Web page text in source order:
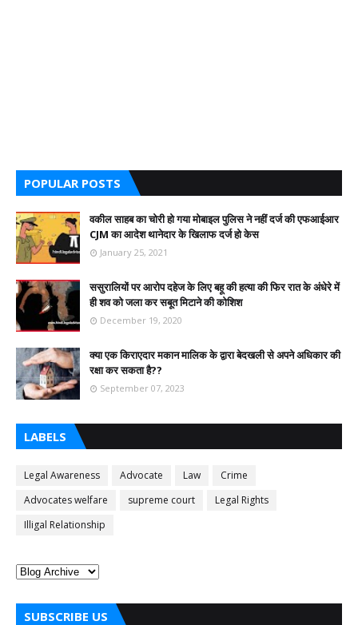
POPULAR POSTS
वकील साहब का चोरी हो गया मोबाइल पुलिस ने नहीं दर्ज की एफआईआर
CJM का आदेश थानेदार के खिलाफ दर्ज हो केस
January 25, 2021
ससुरालियों पर आरोप दहेज के लिए बहू की हत्या की फिर रात के अंधेरे में
ही शव को जला कर सबूत मिटाने की कोशिश
December 19, 2020
क्या एक किराएदार मकान मालिक के द्वारा बेदखली से अपने अधिकार की
रक्षा कर सकता है??
September 07, 2023
LABELS
Legal Awareness Advocate Law
Crime
Advocates welfare
supreme court
Legal Rights
Illigal Relationship
SUBSCRIBE US